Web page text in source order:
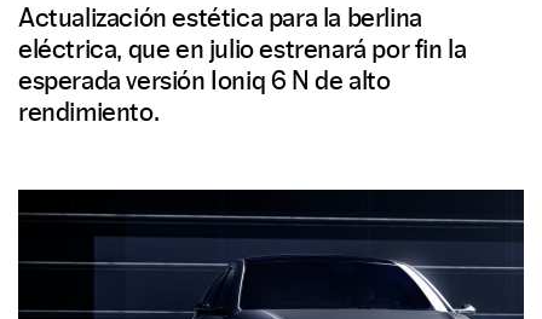
Actualización estética para la berlina
eléctrica, que en julio estrenará por fin la
esperada versión Ioniq 6 N de alto
rendimiento.